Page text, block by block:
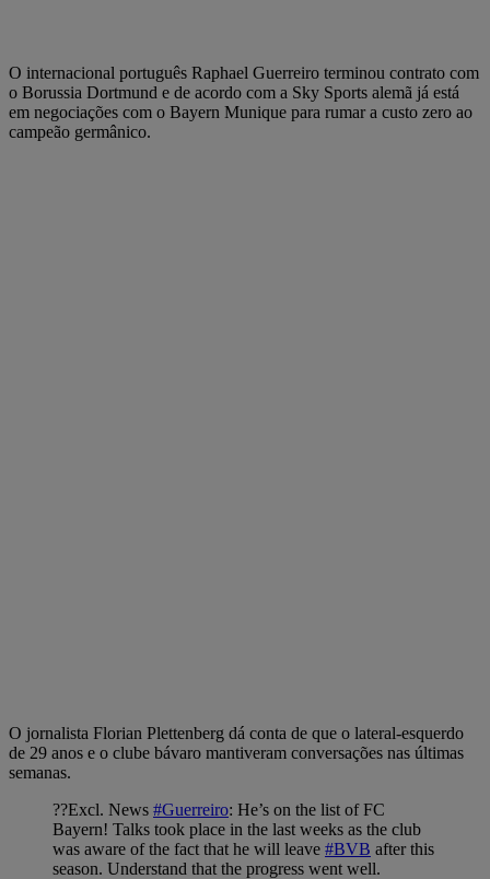
O internacional português Raphael Guerreiro terminou contrato com
o Borussia Dortmund e de acordo com a Sky Sports alemã já está
em negociações com o Bayern Munique para rumar a custo zero ao
campeão germânico.
O jornalista Florian Plettenberg dá conta de que o lateral-esquerdo
de 29 anos e o clube bávaro mantiveram conversações nas últimas
semanas.
??Excl. News #Guerreiro: He’s on the list of FC
Bayern! Talks took place in the last weeks as the club
was aware of the fact that he will leave #BVB after this
season. Understand that the progress went well.